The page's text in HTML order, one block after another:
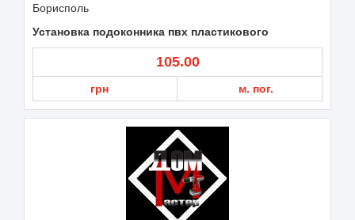
Борисполь
Установка подоконника пвх пластикового
105.00
грн м. пог.